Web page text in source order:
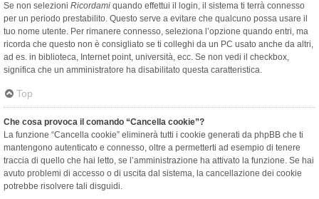
Se non selezioni Ricordami quando effettui il login, il sistema ti terrà connesso
per un periodo prestabilito. Questo serve a evitare che qualcuno possa usare il
tuo nome utente. Per rimanere connesso, seleziona l’opzione quando entri, ma
ricorda che questo non è consigliato se ti colleghi da un PC usato anche da altri,
ad es. in biblioteca, Internet point, università, ecc. Se non vedi il checkbox,
significa che un amministratore ha disabilitato questa caratteristica.
Top
Che cosa provoca il comando “Cancella cookie”?
La funzione “Cancella cookie” eliminerà tutti i cookie generati da phpBB che ti
mantengono autenticato e connesso, oltre a permetterti ad esempio di tenere
traccia di quello che hai letto, se l’amministrazione ha attivato la funzione. Se hai
avuto problemi di accesso o di uscita dal sistema, la cancellazione dei cookie
potrebbe risolvere tali disguidi.